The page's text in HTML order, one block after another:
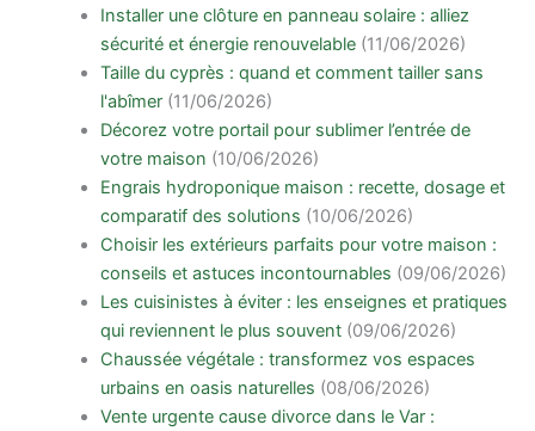
Installer une clôture en panneau solaire : alliez
sécurité et énergie renouvelable (11/06/2026)
Taille du cyprès : quand et comment tailler sans
l'abîmer (11/06/2026)
Décorez votre portail pour sublimer l’entrée de
votre maison (10/06/2026)
Engrais hydroponique maison : recette, dosage et
comparatif des solutions (10/06/2026)
Choisir les extérieurs parfaits pour votre maison :
conseils et astuces incontournables (09/06/2026)
Les cuisinistes à éviter : les enseignes et pratiques
qui reviennent le plus souvent (09/06/2026)
Chaussée végétale : transformez vos espaces
urbains en oasis naturelles (08/06/2026)
Vente urgente cause divorce dans le Var :